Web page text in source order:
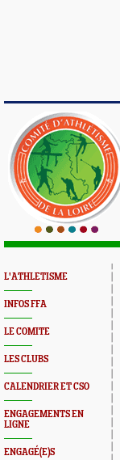
L'ATHLETISME
INFOS FFA
LE COMITE
LES CLUBS
CALENDRIER ET CSO
ENGAGEMENTS EN
LIGNE
ENGAGÉ(E)S